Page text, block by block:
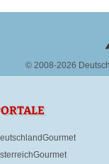
© 2008-2026